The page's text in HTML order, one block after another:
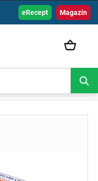
Magazín
eRecept